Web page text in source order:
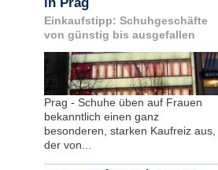
Einkaufstipp: Schuhgeschäfte
von günstig bis ausgefallen
Prag - Schuhe üben auf Frauen
bekanntlich einen ganz
besonderen, starken Kaufreiz aus,
der von...